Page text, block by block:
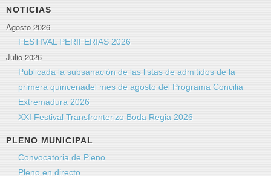
NOTICIAS
Agosto 2026
FESTIVAL PERIFERIAS 2026
Julio 2026
Publicada la subsanación de las listas de admitidos de la
primera quincenadel mes de agosto del Programa Concilia
Extremadura 2026
XXI Festival Transfronterizo Boda Regia 2026
PLENO MUNICIPAL
Convocatoria de Pleno
Pleno en directo